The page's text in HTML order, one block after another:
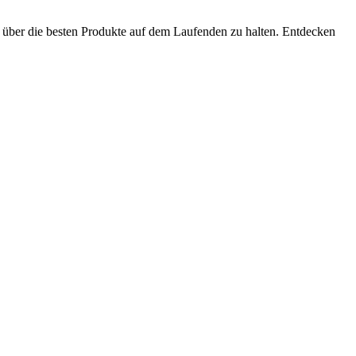
die besten Produkte auf dem Laufenden zu halten. Entdecken